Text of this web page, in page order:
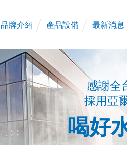
品牌介紹 產品設備 最新消息
感謝全
採用亞
喝好